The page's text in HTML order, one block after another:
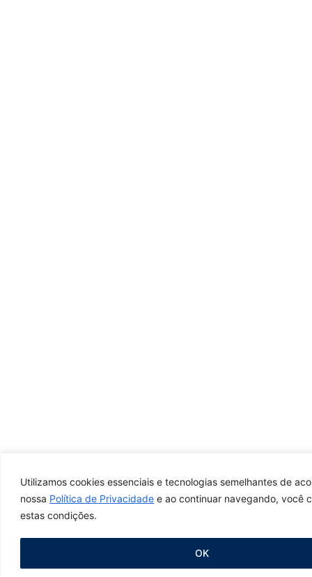
Utilizamos cookies essenciais e tecnologias semelhantes de
nossa Política de Privacidade e ao continuar navegando, você
estas condições.
OK